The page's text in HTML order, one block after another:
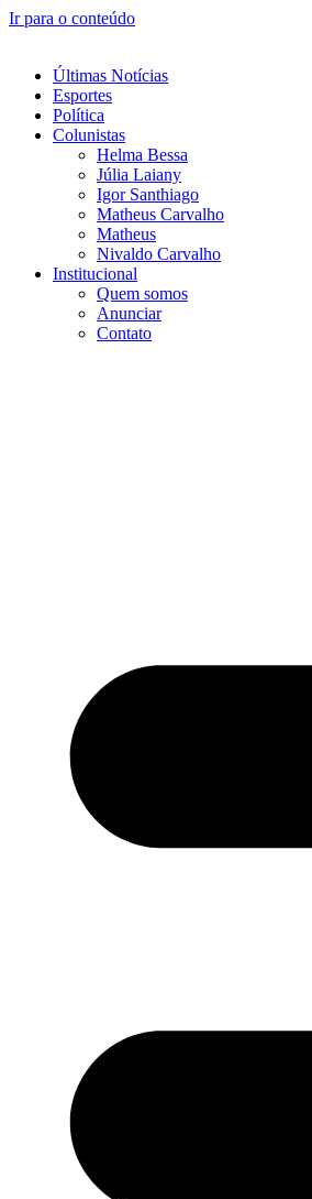
Ir para o conteúdo
Últimas Notícias
Esportes
Política
Colunistas
Helma Bessa
Júlia Laiany
Igor Santhiago
Matheus Carvalho
Matheus
Nivaldo Carvalho
Institucional
Quem somos
Anunciar
Contato